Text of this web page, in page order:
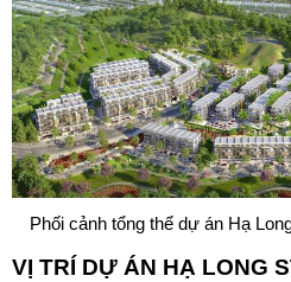
Phối cảnh tổng thể dự án Hạ
VỊ TRÍ DỰ ÁN HẠ LONG